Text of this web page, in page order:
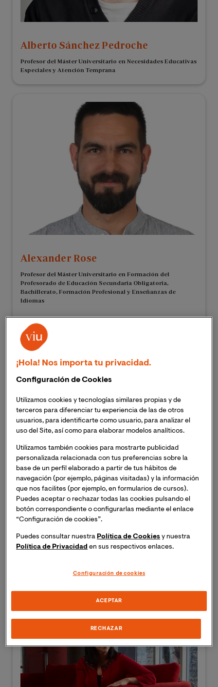
Alberto Sánchez Pedroche
Profesor del Máster Universitario en Necesidades Educativas
Especiales y Atención Temprana
Alexander Rose
Profesor del Máster Universitario en Formación del
Profesorado de Educación Secundaria Obligatoria,
Bachillerato, Formación Profesional y Enseñanzas de
Idiomas
Alexander Rose
Profesor del Grado en Educación Infantil - Fundador y
Director Asociación Experientia
¡Hola! Nos importa tu privacidad.
Configuración de Cookies
Utilizamos cookies y tecnologías similares propias y de
terceros para diferenciar tu experiencia de las de otros
usuarios, para identificarte como usuario, para analizar el
uso del Site, así como para elaborar modelos analíticos.
Utilizamos también cookies para mostrarte publicidad
personalizada relacionada con tus preferencias sobre la
base de un perfil elaborado a partir de tus hábitos de
navegación (por ejemplo, páginas visitadas) y la información
que nos facilites (por ejemplo, en formularios de cursos).
Puedes aceptar o rechazar todas las cookies pulsando el
botón correspondiente o configurarlas mediante el enlace
“Configuración de cookies”.
Puedes consultar nuestra Política de Cookies y nuestra
Política de Privacidad en sus respectivos enlaces.
Configuración de cookies
RECHAZAR
ACEPTAR